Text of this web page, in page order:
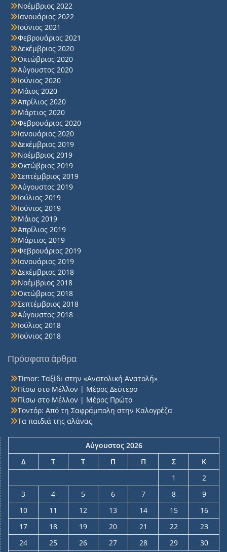
Νοέμβριος 2022
Ιανουάριος 2022
Ιούνιος 2021
Φεβρουάριος 2021
Δεκέμβριος 2020
Οκτώβριος 2020
Αύγουστος 2020
Ιούνιος 2020
Μάιος 2020
Απρίλιος 2020
Μάρτιος 2020
Φεβρουάριος 2020
Ιανουάριος 2020
Δεκέμβριος 2019
Νοέμβριος 2019
Οκτώβριος 2019
Σεπτέμβριος 2019
Αύγουστος 2019
Ιούλιος 2019
Ιούνιος 2019
Μάιος 2019
Απρίλιος 2019
Μάρτιος 2019
Φεβρουάριος 2019
Ιανουάριος 2019
Δεκέμβριος 2018
Νοέμβριος 2018
Οκτώβριος 2018
Σεπτέμβριος 2018
Αύγουστος 2018
Ιούλιος 2018
Ιούνιος 2018
Πρόσφατα άρθρα
Timor: Ταξίδι στην «Ανατολική Ανατολή»
Πίσω στο Μέλλον | Μέρος Δεύτερο
Πίσω στο Μέλλον | Μέρος Πρώτο
Τοντόρ: Από τη Σαφράμπολη στην Καλογρέζα
Τα παιδιά της αλάνας
Αύγουστος 2026
Δ
Τ Τ Π Π Σ
Κ
1
2
3
4 5 6 7 8
9
10
11 12 13 14 15
16
17
18 19 20 21 22
23
24
25 26 27 28 29
30